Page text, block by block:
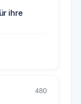
ihre
480